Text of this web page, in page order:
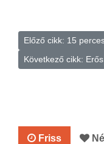
Előző cikk: 15
Következő cikk:
Friss